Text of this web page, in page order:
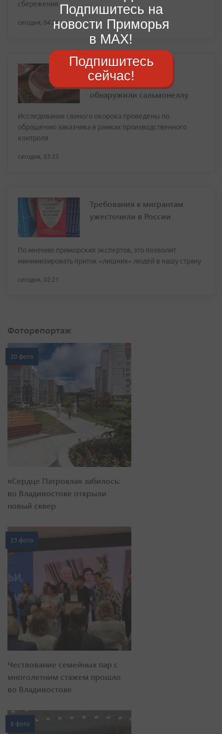
сбережения
сегодня, 04:25
Опасная находка: в
приморской свинине
обнаружили сальмонеллу
Исследования свиного окорока проведены по
обращению заказчика в рамках производственного
контроля
сегодня, 03:25
Требования к мигрантам
ужесточили в России
По мнению приморских экспертов, это позволит
минимизировать приток «лишних» людей в нашу страну
сегодня, 02:21
Фоторепортаж
20 фото
«Сердце Патрокла» забилось:
во Владивостоке открыли
новый сквер
23 фото
Чествование семейных пар с
многолетним стажем прошло
во Владивостоке
8 фото
Подпишитесь на
новости Приморья
в MAX!
Подпишитесь
сейчас!